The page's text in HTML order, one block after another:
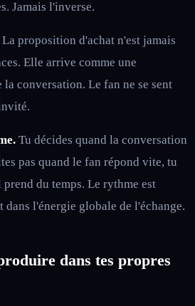
Jamais l'inverse.
La proposition d'achat n'est jamais
Elle arrive comme une
conversation. Le fan ne se sent
Tu décides quand la conversation
pas quand le fan répond vite, tu
du temps. Le rythme est
dans l'énergie globale de l'échange.
dans tes propres